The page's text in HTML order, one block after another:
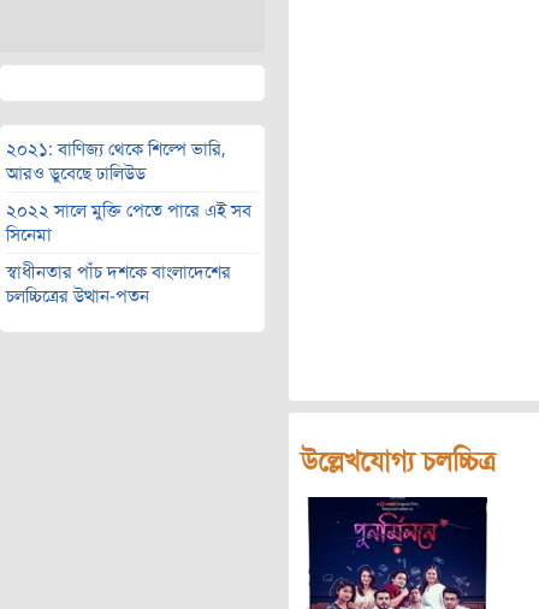
২০২১: বাণিজ্য থেকে শিল্পে ভারি,
আরও ডুবেছে ঢালিউড
২০২২ সালে মুক্তি পেতে পারে এই সব
সিনেমা
স্বাধীনতার পাঁচ দশকে বাংলাদেশের
চলচ্চিত্রের উত্থান-পতন
উল্লেখযোগ্য চলচ্চিত্র